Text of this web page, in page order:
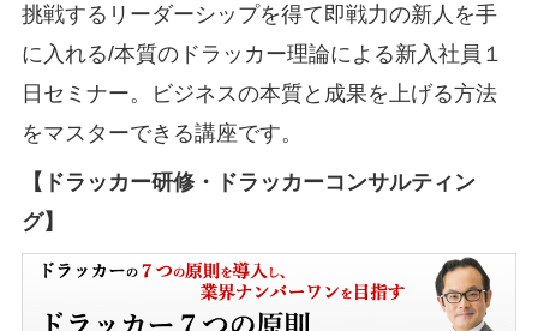
挑戦するリーダーシップを得て即戦力の新人を手
に入れる/本質のドラッカー理論による新入社員１
日セミナー。ビジネスの本質と成果を上げる方法
をマスターできる講座です。
【ドラッカー研修・ドラッカーコンサルティン
グ】